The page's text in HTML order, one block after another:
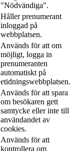
"Nödvändiga".
Håller prenumerant
inloggad på
webbplatsen.
Används för att om
möjligt, logga in
prenumeranten
automatiskt på
etidningswebbplatsen.
Används för att spara
om besökaren gett
samtycke eller inte till
användandet av
cookies.
Används för att
kontrollera om